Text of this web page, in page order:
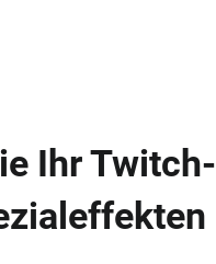
Ihr Twitch-